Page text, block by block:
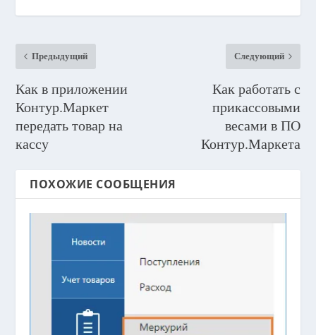
Предыдущий
Как в приложении
Контур.Маркет
передать товар на
кассу
Следующий
Как работать с
прикассовыми
весами в ПО
Контур.Маркета
ПОХОЖИЕ СООБЩЕНИЯ